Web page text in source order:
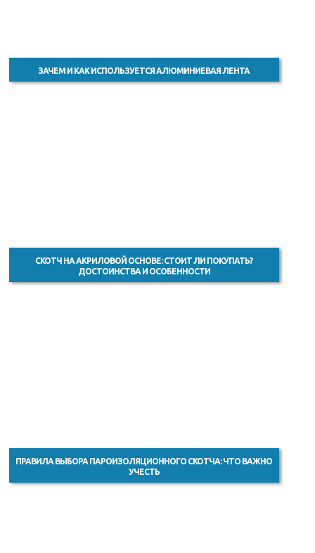
ЗАЧЕМ И КАК ИСПОЛЬЗУЕТСЯ АЛЮМИНИЕВАЯ ЛЕНТА
СКОТЧ НА АКРИЛОВОЙ ОСНОВЕ: СТОИТ ЛИ ПОКУПАТЬ?
ДОСТОИНСТВА И ОСОБЕННОСТИ
ПРАВИЛА ВЫБОРА ПАРОИЗОЛЯЦИОННОГО СКОТЧА: ЧТО ВАЖНО
УЧЕСТЬ